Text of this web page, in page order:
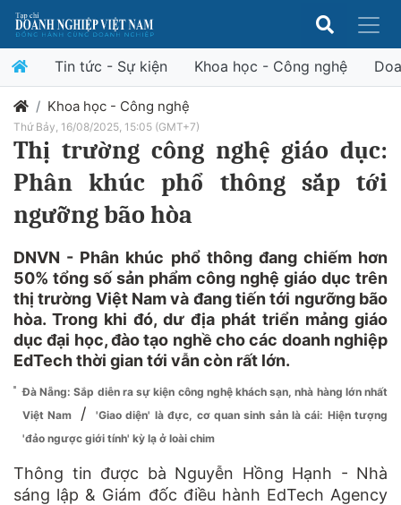
Tin tức - Sự kiện Khoa học - Công nghệ
Khoa học - Công nghệ
Thứ Bảy, 16/08/2025, 15:05 (GMT+7)
Thị trường công nghệ giáo dục:
Phân khúc phổ thông sắp tới
ngưỡng bão hòa
DNVN - Phân khúc phổ thông đang chiếm hơn
50% tổng số sản phẩm công nghệ giáo dục trên
thị trường Việt Nam và đang tiến tới ngưỡng bão
hòa. Trong khi đó, dư địa phát triển mảng giáo
dục đại học, đào tạo nghề cho các doanh nghiệp
EdTech thời gian tới vẫn còn rất lớn.
Đà Nẵng: Sắp diễn ra sự kiện công nghệ khách sạn, nhà hàng lớn nhất
Việt Nam
/
'Giao diện' là đực, cơ quan sinh sản là cái: Hiện tượng
'đảo ngược giới tính' kỳ lạ ở loài chim
Thông tin được bà Nguyễn Hồng Hạnh - Nhà
sáng lập & Giám đốc điều hành EdTech Agency